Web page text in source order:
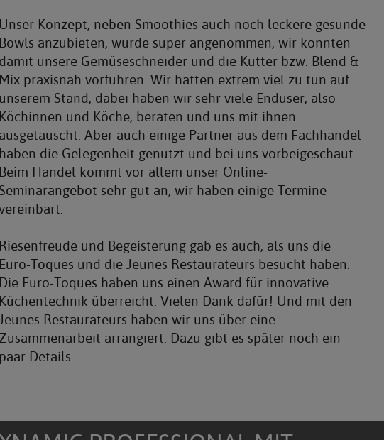
Konzept, neben Smoothies auch noch leckere gesunde
anzubieten, wurde super angenommen, wir konnten
unsere Gemüseschneider und die Kutter bzw. Blend &
praxisnah vorführen. Wir hatten extrem viel zu tun auf
Stand, dabei haben wir sehr viele Enduser, also
und Köche, beraten und uns mit ihnen
Aber auch einige Partner aus dem Fachhandel
die Gelegenheit genutzt und bei uns vorbeigeschaut.
Handel kommt vor allem unser Online-
sehr gut an, wir haben einige Termine
und Begeisterung gab es auch, als uns die
Toques und die Jeunes Restaurateurs besucht haben.
Euro-Toques haben uns einen Award für innovative
überreicht. Vielen Dank dafür! Und mit den
Restaurateurs haben wir uns über eine
arrangiert. Dazu gibt es später noch ein
Details.